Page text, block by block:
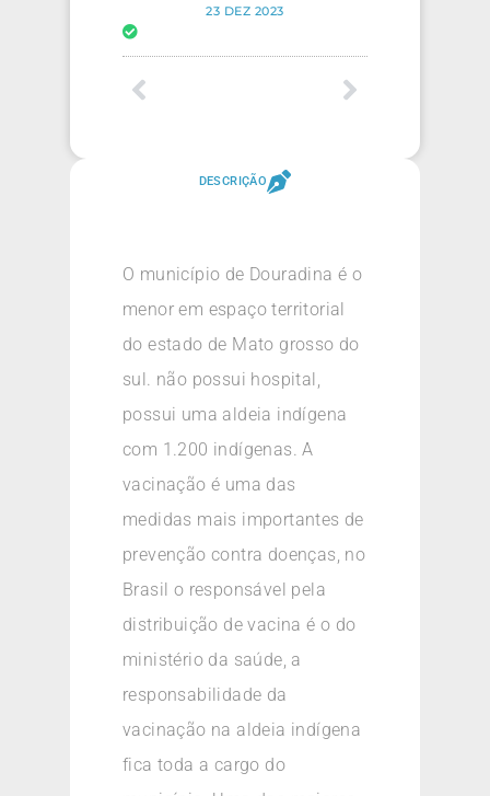
23 DEZ 2023
DESCRIÇÃO
O município de Douradina é o
menor em espaço territorial
do estado de Mato grosso do
sul. não possui hospital,
possui uma aldeia indígena
com 1.200 indígenas. A
vacinação é uma das
medidas mais importantes de
prevenção contra doenças, no
Brasil o responsável pela
distribuição de vacina é o do
ministério da saúde, a
responsabilidade da
vacinação na aldeia indígena
fica toda a cargo do